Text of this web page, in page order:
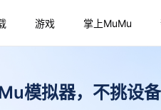
游戏 掌上MuMu
模拟器，不挑设备